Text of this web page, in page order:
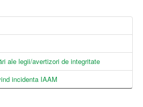
ale legii/avertizori de integritate
incidenta IAAM